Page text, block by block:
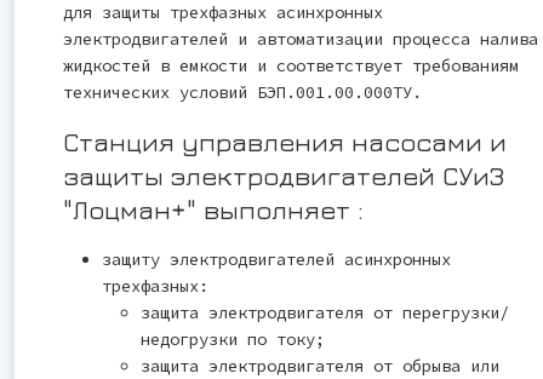
для защиты трехфазных асинхронных
электродвигателей и автоматизации процесса налива
жидкостей в емкости и соответствует требованиям
технических условий БЭП.001.00.000ТУ.
Станция управления насосами и
защиты электродвигателей СУиЗ
"Лоцман+" выполняет :
защиту электродвигателей асинхронных
трехфазных:
защита электродвигателя от перегрузки/
недогрузки по току;
защита электродвигателя от обрыва или